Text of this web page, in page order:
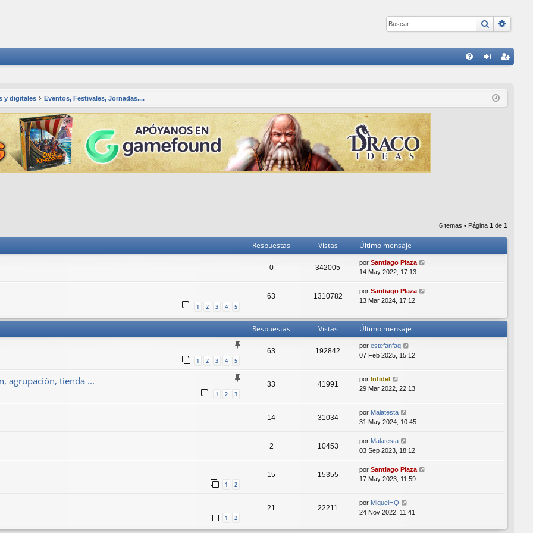
Buscar
ist
y digitales Eventos, Festivales, Jornadas....
6 temas • Página 1 de 1
Respuestas Vistas Último mensaje
0 342005
por Santiago Plaza
14 May 2022, 17:13
1 2 3 4 5
63 1310782
por Santiago Plaza
13 Mar 2024, 17:12
Respuestas Vistas Último mensaje
1 2 3 4 5
63 192842
por estefanfaq
07 Feb 2025, 15:12
agrupación, tienda ...
1 2 3
33 41991
por Infidel
29 Mar 2022, 22:13
14 31034
por Malatesta
31 May 2024, 10:45
2 10453
por Malatesta
03 Sep 2023, 18:12
1 2
15 15355
por Santiago Plaza
17 May 2023, 11:59
1 2
21 22211
por MiguelHQ
24 Nov 2022, 11:41